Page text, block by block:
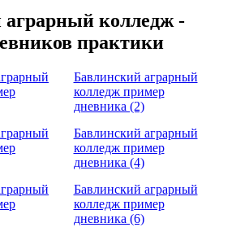
колледж -
практики
Бавлинский аграрный
колледж пример
дневника (2)
Бавлинский аграрный
колледж пример
дневника (4)
Бавлинский аграрный
колледж пример
дневника (6)